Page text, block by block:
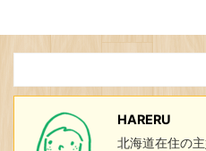
HARERU
北海道在住の